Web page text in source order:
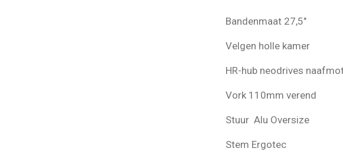
Bandenmaat 27,5"
Velgen holle kamer
HR-hub neodrives
Vork 110mm verend
Stuur Alu Oversize
Stem Ergotec